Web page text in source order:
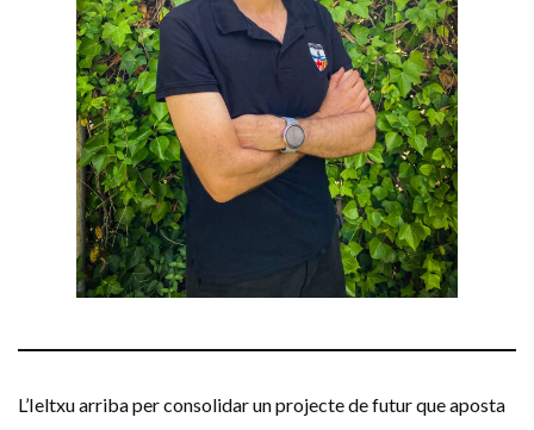
L’Ieltxu arriba per consolidar un projecte de futur que aposta